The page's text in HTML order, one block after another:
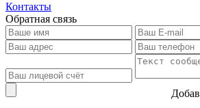
Контакты
Обратная связь